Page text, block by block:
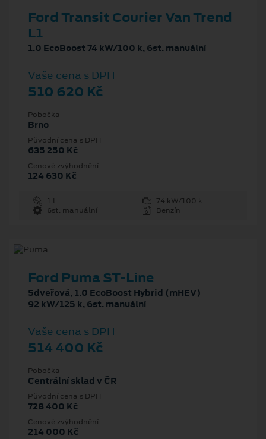
Ford Transit Courier Van Trend
L1
1.0 EcoBoost 74 kW/100 k, 6st. manuální
Vaše cena s DPH
510 620 Kč
Pobočka
Brno
Původní cena s DPH
635 250 Kč
Cenové zvýhodnění
124 630 Kč
1 l
74 kW/100 k
6st. manuální
Benzín
Ford Puma ST-Line
5dveřová, 1.0 EcoBoost Hybrid (mHEV)
92 kW/125 k, 6st. manuální
Vaše cena s DPH
514 400 Kč
Pobočka
Centrální sklad v ČR
Původní cena s DPH
728 400 Kč
Cenové zvýhodnění
214 000 Kč